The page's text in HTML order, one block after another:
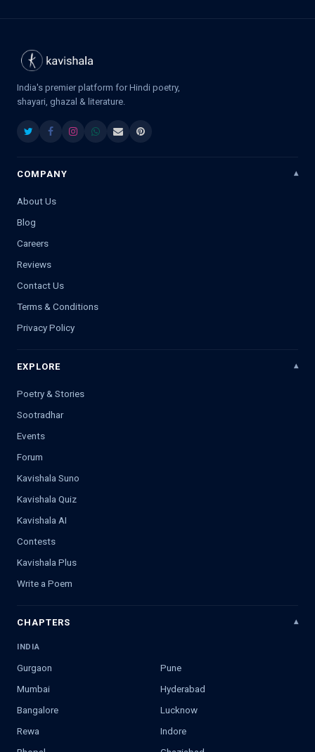
India's premier platform for Hindi poetry,
shayari, ghazal & literature.
COMPANY
About Us
Blog
Careers
Reviews
Contact Us
Terms & Conditions
Privacy Policy
EXPLORE
Poetry & Stories
Sootradhar
Events
Forum
Kavishala Suno
Kavishala Quiz
Kavishala AI
Contests
Kavishala Plus
Write a Poem
CHAPTERS
INDIA
Gurgaon
Pune
Mumbai
Hyderabad
Bangalore
Lucknow
Rewa
Indore